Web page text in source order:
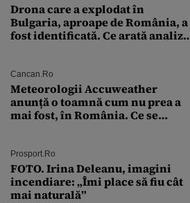
Drona care a explodat în
Bulgaria, aproape de România, a
fost identificată. Ce arată analiza
Cancan.ro
Meteorologii Accuweather
anunță o toamnă cum nu prea a
mai fost, în România. Ce se
București. Pe ce dată ninge
Prosport.ro
FOTO. Irina Deleanu, imagini
incendiare: „Îmi place să fiu cât
mai naturală”